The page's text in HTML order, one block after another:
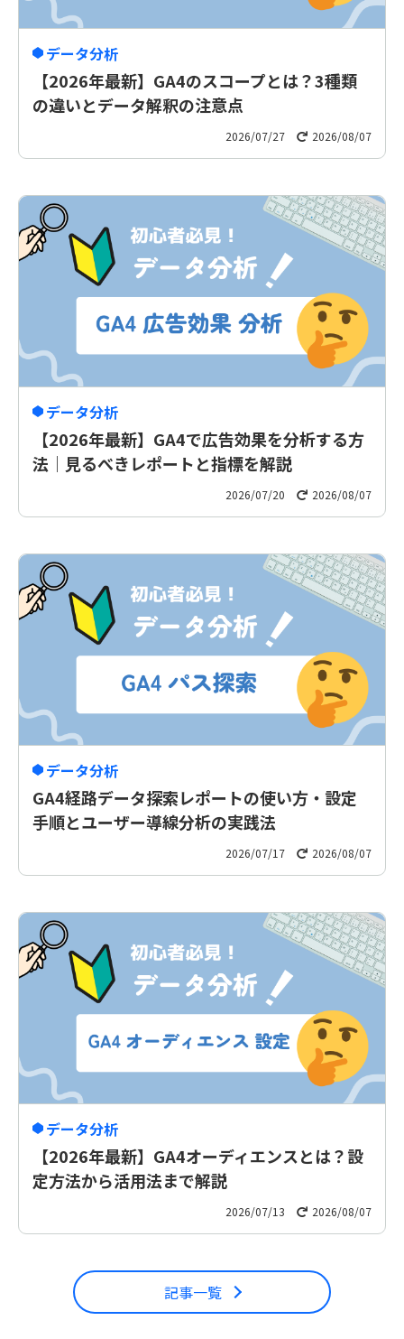
データ分析
【2026年最新】GA4のスコープとは？3種類
の違いとデータ解釈の注意点
2026/07/27 2026/08/07
データ分析
【2026年最新】GA4で広告効果を分析する方
法｜見るべきレポートと指標を解説
2026/07/20 2026/08/07
データ分析
GA4経路データ探索レポートの使い方・設定
手順とユーザー導線分析の実践法
2026/07/17 2026/08/07
データ分析
【2026年最新】GA4オーディエンスとは？設
定方法から活用法まで解説
2026/07/13 2026/08/07
記事一覧